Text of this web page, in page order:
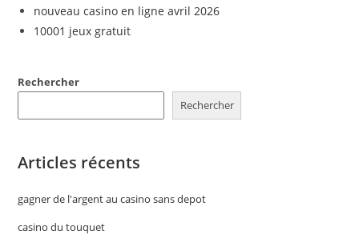
nouveau casino en ligne avril 2026
10001 jeux gratuit
Rechercher
Rechercher
Articles récents
gagner de l'argent au casino sans depot
casino du touquet